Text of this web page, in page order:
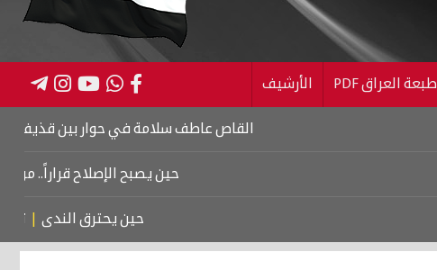
طبعة العراق PDF الأرشيف
القاص عاطف سلامة في حوار بين قذيفتين | كتاب
حين يصبح الإصلاح قراراً.. من
حين يحترق الندى | تشييع